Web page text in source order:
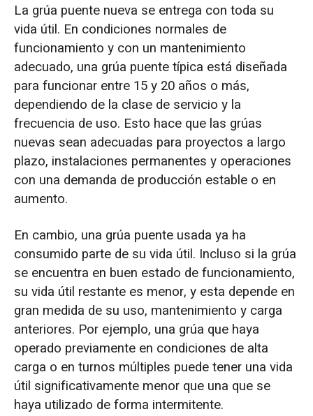
La grúa puente nueva se entrega con toda su
vida útil. En condiciones normales de
funcionamiento y con un mantenimiento
adecuado, una grúa puente típica está diseñada
para funcionar entre 15 y 20 años o más,
dependiendo de la clase de servicio y la
frecuencia de uso. Esto hace que las grúas
nuevas sean adecuadas para proyectos a largo
plazo, instalaciones permanentes y operaciones
con una demanda de producción estable o en
aumento.
En cambio, una grúa puente usada ya ha
consumido parte de su vida útil. Incluso si la grúa
se encuentra en buen estado de funcionamiento,
su vida útil restante es menor, y esta depende en
gran medida de su uso, mantenimiento y carga
anteriores. Por ejemplo, una grúa que haya
operado previamente en condiciones de alta
carga o en turnos múltiples puede tener una vida
útil significativamente menor que una que se
haya utilizado de forma intermitente.